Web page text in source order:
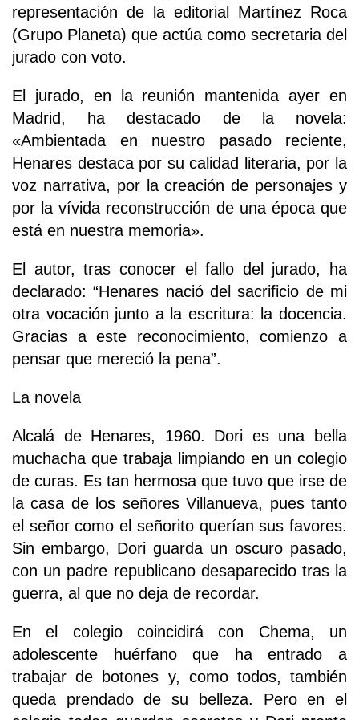
representación de la editorial Martínez Roca
(Grupo Planeta) que actúa como secretaria del
jurado con voto.
El jurado, en la reunión mantenida ayer en
Madrid, ha destacado de la novela:
«Ambientada en nuestro pasado reciente,
Henares destaca por su calidad literaria, por la
voz narrativa, por la creación de personajes y
por la vívida reconstrucción de una época que
está en nuestra memoria».
El autor, tras conocer el fallo del jurado, ha
declarado: “Henares nació del sacrificio de mi
otra vocación junto a la escritura: la docencia.
Gracias a este reconocimiento, comienzo a
pensar que mereció la pena”.
La novela
Alcalá de Henares, 1960. Dori es una bella
muchacha que trabaja limpiando en un colegio
de curas. Es tan hermosa que tuvo que irse de
la casa de los señores Villanueva, pues tanto
el señor como el señorito querían sus favores.
Sin embargo, Dori guarda un oscuro pasado,
con un padre republicano desaparecido tras la
guerra, al que no deja de recordar.
En el colegio coincidirá con Chema, un
adolescente huérfano que ha entrado a
trabajar de botones y, como todos, también
queda prendado de su belleza. Pero en el